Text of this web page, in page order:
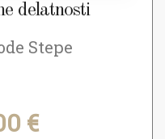
delatnosti
Stepe
€